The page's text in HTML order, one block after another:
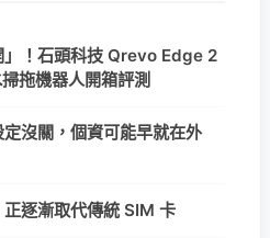
」！石頭科技 Qrevo Edge 2
拖機器人開箱評測
沒關，個資可能早就在外
逐漸取代傳統 SIM 卡